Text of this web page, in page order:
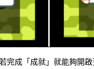
完成「成就」就能夠開啟